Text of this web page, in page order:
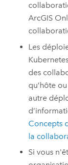
ArcGIS
Les
des
qu’hôte
autre
Concepts
la
Si vous